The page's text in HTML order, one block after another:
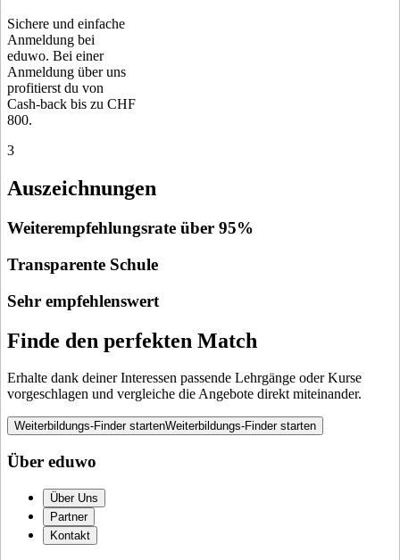
Sichere und einfache
Anmeldung bei
eduwo. Bei einer
Anmeldung über uns
profitierst du von
Cash-back bis zu CHF
800.
3
Auszeichnungen
Weiterempfehlungsrate über 95%
Transparente Schule
Sehr empfehlenswert
Finde den perfekten Match
Erhalte dank deiner Interessen passende Lehrgänge oder Kurse
vorgeschlagen und vergleiche die Angebote direkt miteinander.
Weiterbildungs-Finder startenWeiterbildungs-Finder starten
Über eduwo
Über Uns
Partner
Kontakt